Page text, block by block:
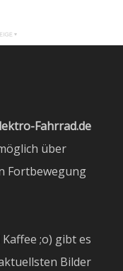
Fahrrad.de
über
Fortbewegung
;o) gibt es
Bilder